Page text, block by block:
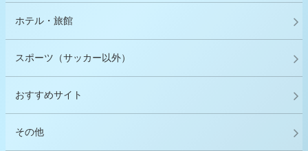
ホテル・旅館
スポーツ（サッカー以外）
おすすめサイト
その他